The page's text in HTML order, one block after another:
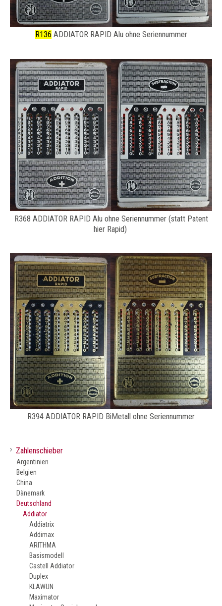
R136 ADDIATOR RAPID Alu ohne Seriennummer
R368 ADDIATOR RAPID Alu ohne Seriennummer (statt Patent
hier Rapid)
R394 ADDIATOR RAPID BiMetall ohne Seriennummer
› Zahlenschieber
Argentinien
Belgien
China
Dänemark
Deutschland
Addiator
Addiatrix
Addimax
ARITHMA
Basismodell
Castell Addiator
Duplex
KLAWUN
Maximator